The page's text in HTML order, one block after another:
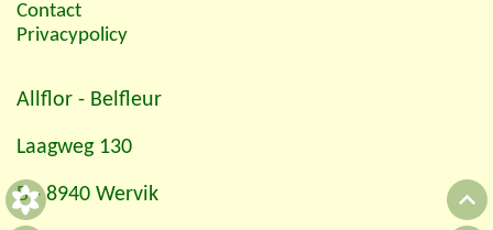
Contact
Privacypolicy
Allflor - Belfleur
Laagweg 130
B - 8940 Wervik